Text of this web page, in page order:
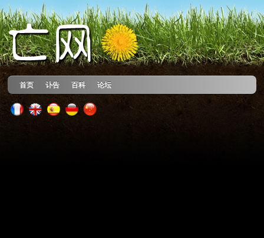
首页 讣告 百科 论坛